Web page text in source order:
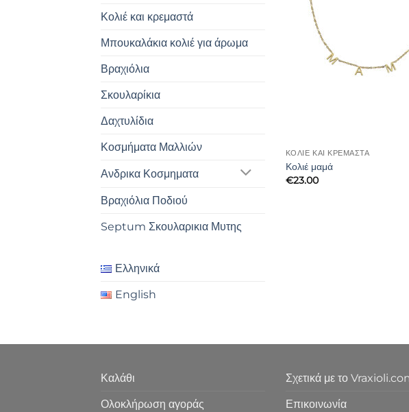
Κολιέ και κρεμαστά
Μπουκαλάκια κολιέ για άρωμα
Βραχιόλια
Σκουλαρίκια
Δαχτυλίδια
Κοσμήματα Μαλλιών
Ανδρικα Κοσμηματα
Βραχιόλια Ποδιού
Septum Σκουλαρικια Μυτης
Ελληνικά
English
ΚΟΛΙΈ ΚΑΙ ΚΡΕΜΑΣΤΆ
Κολιέ μαμά
€23.00
Καλάθι
Ολοκλήρωση αγοράς
Σχετικά με το
Επικοινωνία